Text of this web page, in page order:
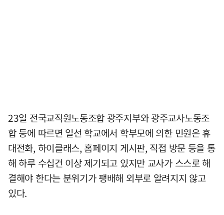
23일 전국교직원노동조합 광주지부와 광주교사노동조
합 등에 따르면 일선 학교에서 학부모에 의한 민원은 휴
대전화, 하이클래스, 홈페이지 게시판, 직접 방문 등을 통
해 하루 수십건 이상 제기되고 있지만 교사가 스스로 해
결해야 한다는 분위기가 팽배해 외부로 알려지지 않고
있다.